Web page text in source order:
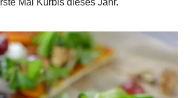
Mal Kürbis dieses Jahr.